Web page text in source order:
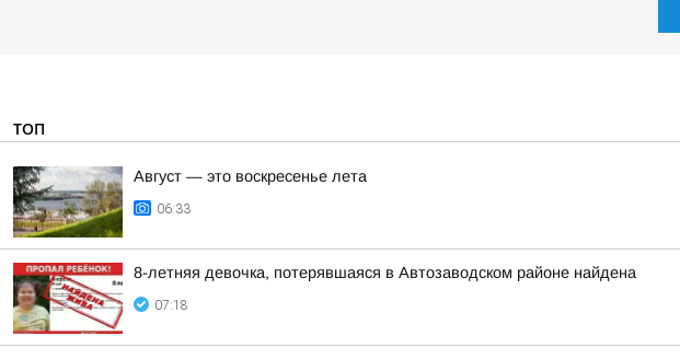
ТОП
Август — это воскресенье лета
06:33
8-летняя девочка, потерявшаяся в Автозаводском районе найдена
07:18